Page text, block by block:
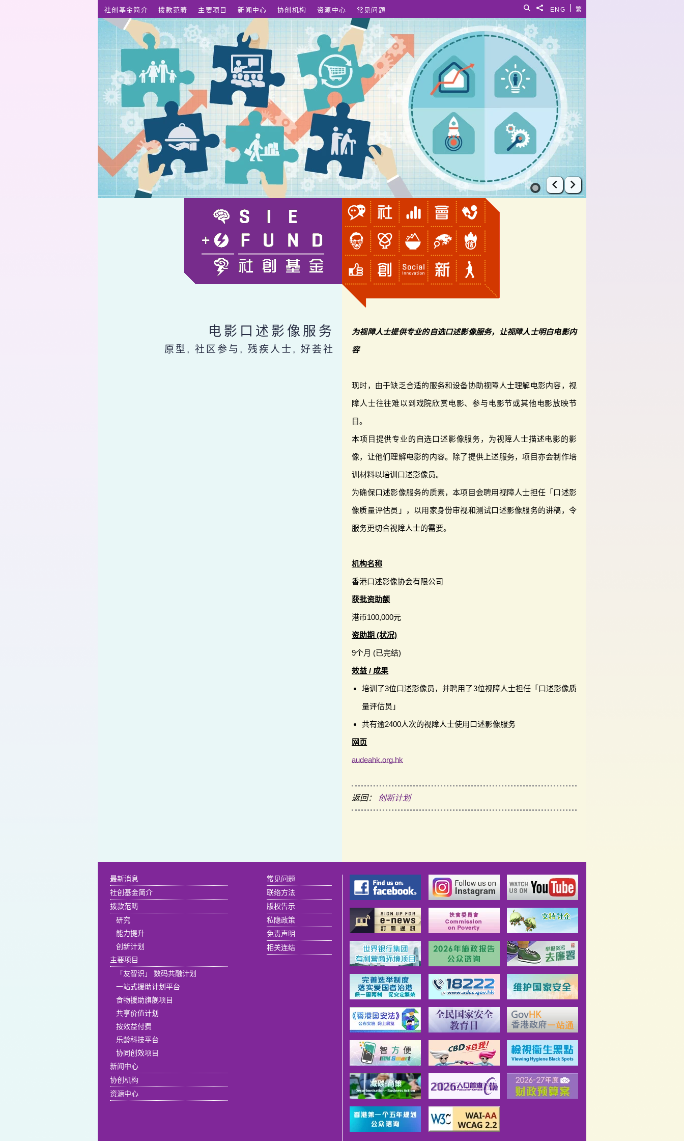
繁
ENG
分享給
搜寻
社创基金简介 拨款范畴 主要项目 新闻中心 协创机构 资源中心 常见问题
上一张幻灯片
下一张幻灯片
电影口述影像服务
原型, 社区参与, 残疾人士, 好荟社
为视障人士提供专业的自选口述影像服务，让视障人士明白电影内
容
现时，由于缺乏合适的服务和设备协助视障人士理解电影内容，视
障人士往往难以到戏院欣赏电影、参与电影节或其他电影放映节
目。
本项目提供专业的自选口述影像服务，为视障人士描述电影的影
像，让他们理解电影的内容。除了提供上述服务，项目亦会制作培
训材料以培训口述影像员。
为确保口述影像服务的质素，本项目会聘用视障人士担任「口述影
像质量评估员」，以用家身份审视和测试口述影像服务的讲稿，令
服务更切合视障人士的需要。
机构名称
香港口述影像协会有限公司
获批资助额
港币100,000元
资助期 (状况)
9个月 (已完结)
效益 / 成果
培训了3位口述影像员，并聘用了3位视障人士担任「口述影像质
量评估员」
共有逾2400人次的视障人士使用口述影像服务
网页
audeahk.org.hk
返回： 创新计划
最新消息
社创基金简介
拨款范畴
研究
能力提升
创新计划
主要项目
「友智识」 数码共融计划
一站式援助计划平台
食物援助旗舰项目
共享价值计划
按效益付费
乐龄科技平台
协同创效项目
新闻中心
协创机构
资源中心
常见问题
联络方法
版权告示
私隐政策
免责声明
相关连结